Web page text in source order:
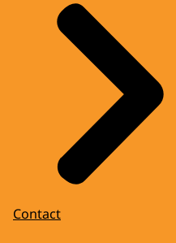
Contact